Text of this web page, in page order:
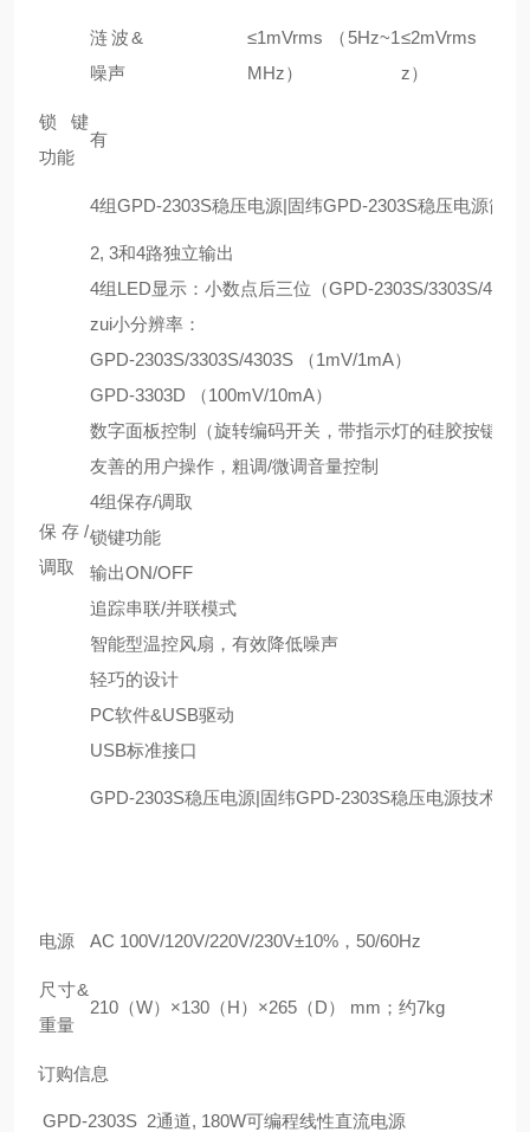
涟波&
噪声
≤1mVrms （5Hz~1
MHz）
≤2mVrms （
z）
锁键
功能
有
保存/
调取
4组GPD-2303S稳压电源|固纬GPD-2303S稳压电源简介
2, 3和4路独立输出
4组LED显示：小数点后三位（GPD-2303S/3303S/
zui小分辨率：
GPD-2303S/3303S/4303S （1mV/1mA）
GPD-3303D （100mV/10mA）
数字面板控制（旋转编码开关，带指示灯的硅胶按键）
友善的用户操作，粗调/微调音量控制
4组保存/调取
锁键功能
输出ON/OFF
追踪串联/并联模式
智能型温控风扇，有效降低噪声
轻巧的设计
PC软件&USB驱动
USB标准接口
GPD-2303S稳压电源|固纬GPD-2303S稳压电源技术参
电源 AC 100V/120V/220V/230V±10%，50/60Hz
尺寸&
重量
210（W）×130（H）×265（D） mm；约7kg
订购信息
GPD-2303S 2通道, 180W可编程线性直流电源